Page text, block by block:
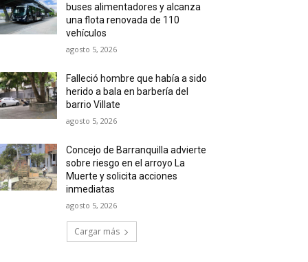
buses alimentadores y alcanza
una flota renovada de 110
vehículos
agosto 5, 2026
Falleció hombre que había a sido
herido a bala en barbería del
barrio Villate
agosto 5, 2026
Concejo de Barranquilla advierte
sobre riesgo en el arroyo La
Muerte y solicita acciones
inmediatas
agosto 5, 2026
Cargar más